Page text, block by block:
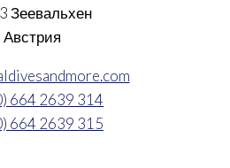
Зеевальхен
Австрия
664 2639 314
664 2639 315